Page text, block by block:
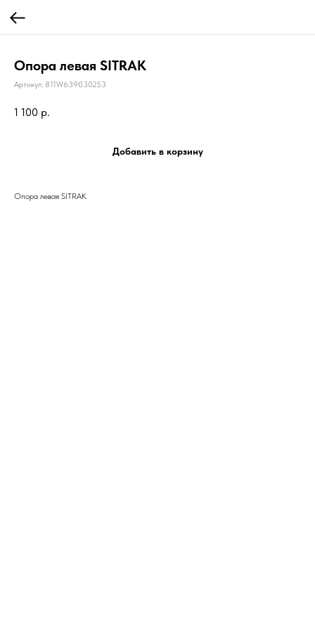
Опора левая SITRAK
Артикул: 811W639030253
1 100 р.
Добавить в корзину
Опора левая SITRAK